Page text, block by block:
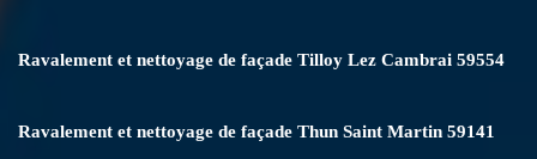
Ravalement et nettoyage de façade Tilloy Lez Cambrai 59554
Ravalement et nettoyage de façade Thun Saint Martin 59141